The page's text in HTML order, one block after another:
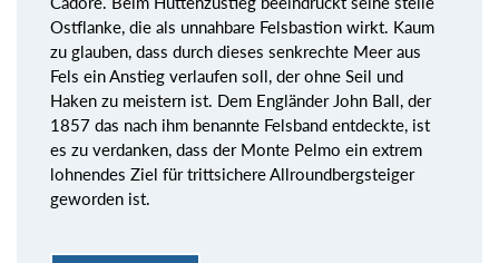
Ostflanke, die als unnahbare Felsbastion wirkt. Kaum
zu glauben, dass durch dieses senkrechte Meer aus
Fels ein Anstieg verlaufen soll, der ohne Seil und
Haken zu meistern ist. Dem Engländer John Ball, der
1857 das nach ihm benannte Felsband entdeckte, ist
es zu verdanken, dass der Monte Pelmo ein extrem
lohnendes Ziel für trittsichere Allroundbergsteiger
geworden ist.